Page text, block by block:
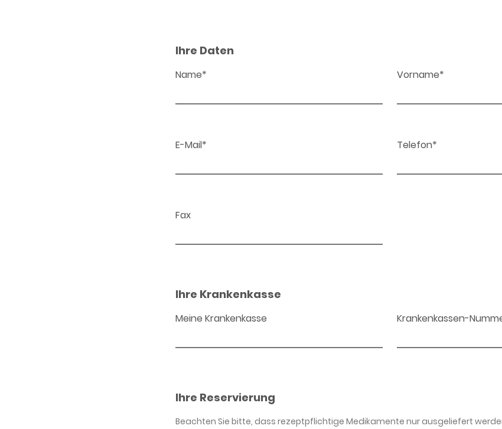
Ihre Daten
Name* Vorname*
E-Mail* Telefon*
Fax
Ihre Krankenkasse
Meine Krankenkasse Krankenkassen-
Ihre Reservierung
Beachten Sie bitte, dass rezeptpflichtige Medikamente nur ausgeliefert